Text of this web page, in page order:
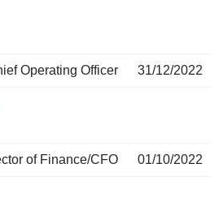
Operating Officer 31/12/2022
of Finance/CFO 01/10/2022